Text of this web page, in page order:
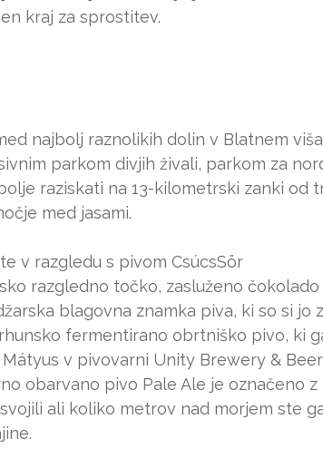
kraj za sprostitev.
najbolj raznolikih dolin v Blatnem
parkom divjih živali, parkom za
raziskati na 13-kilometrski zanki od
med jasami.
v razgledu s pivom CsúcsSör
razgledno točko, zasluženo
blagovna znamka piva, ki so si jo
fermentirano obrtniško pivo, ki
v pivovarni Unity Brewery &
obarvano pivo Pale Ale je označeno z
ali koliko metrov nad morjem ste